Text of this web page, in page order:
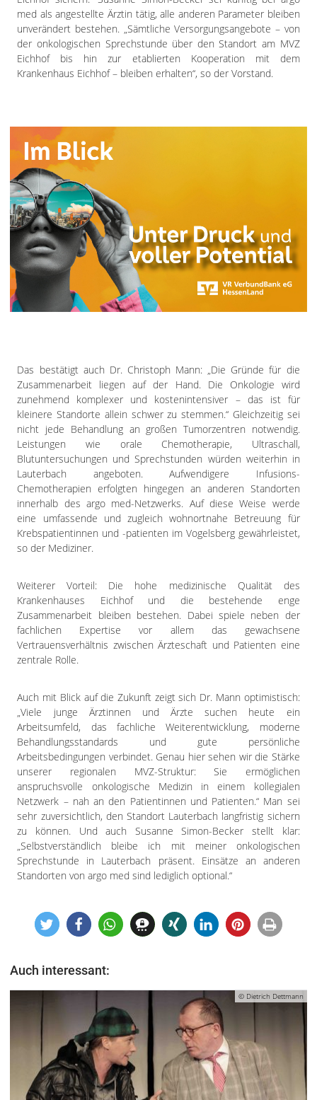
med als angestellte Ärztin tätig, alle anderen Parameter bleiben
unverändert bestehen. „Sämtliche Versorgungsangebote – von
der onkologischen Sprechstunde über den Standort am MVZ
Eichhof bis hin zur etablierten Kooperation mit dem
Krankenhaus Eichhof – bleiben erhalten“, so der Vorstand.
Das bestätigt auch Dr. Christoph Mann: „Die Gründe für die
Zusammenarbeit liegen auf der Hand. Die Onkologie wird
zunehmend komplexer und kostenintensiver – das ist für
kleinere Standorte allein schwer zu stemmen.“ Gleichzeitig sei
nicht jede Behandlung an großen Tumorzentren notwendig.
Leistungen wie orale Chemotherapie, Ultraschall,
Blutuntersuchungen und Sprechstunden würden weiterhin in
Lauterbach angeboten. Aufwendigere Infusions-
Chemotherapien erfolgten hingegen an anderen Standorten
innerhalb des argo med-Netzwerks. Auf diese Weise werde
eine umfassende und zugleich wohnortnahe Betreuung für
Krebspatientinnen und -patienten im Vogelsberg gewährleistet,
so der Mediziner.
Weiterer Vorteil: Die hohe medizinische Qualität des
Krankenhauses Eichhof und die bestehende enge
Zusammenarbeit bleiben bestehen. Dabei spiele neben der
fachlichen Expertise vor allem das gewachsene
Vertrauensverhältnis zwischen Ärzteschaft und Patienten eine
zentrale Rolle.
Auch mit Blick auf die Zukunft zeigt sich Dr. Mann optimistisch:
„Viele junge Ärztinnen und Ärzte suchen heute ein
Arbeitsumfeld, das fachliche Weiterentwicklung, moderne
Behandlungsstandards und gute persönliche
Arbeitsbedingungen verbindet. Genau hier sehen wir die Stärke
unserer regionalen MVZ-Struktur: Sie ermöglichen
anspruchsvolle onkologische Medizin in einem kollegialen
Netzwerk – nah an den Patientinnen und Patienten.“ Man sei
sehr zuversichtlich, den Standort Lauterbach langfristig sichern
zu können. Und auch Susanne Simon-Becker stellt klar:
„Selbstverständlich bleibe ich mit meiner onkologischen
Sprechstunde in Lauterbach präsent. Einsätze an anderen
Standorten von argo med sind lediglich optional.“
Auch interessant:
© Dietrich Dettmann